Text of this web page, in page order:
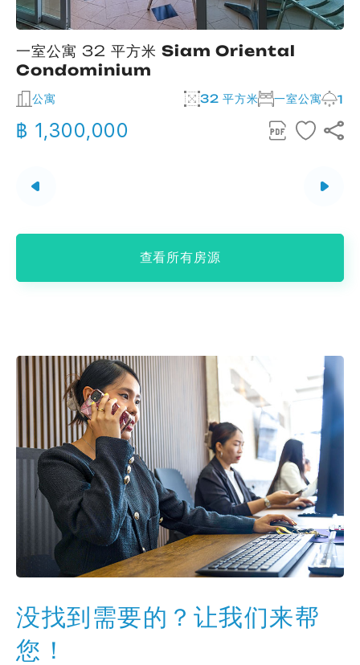
一室公寓 32 平方米 Siam Oriental
Condominium
公寓 32 平方米 一室公寓 1
฿ 1,300,000
查看所有房源
没找到需要的？让我们来帮
您！